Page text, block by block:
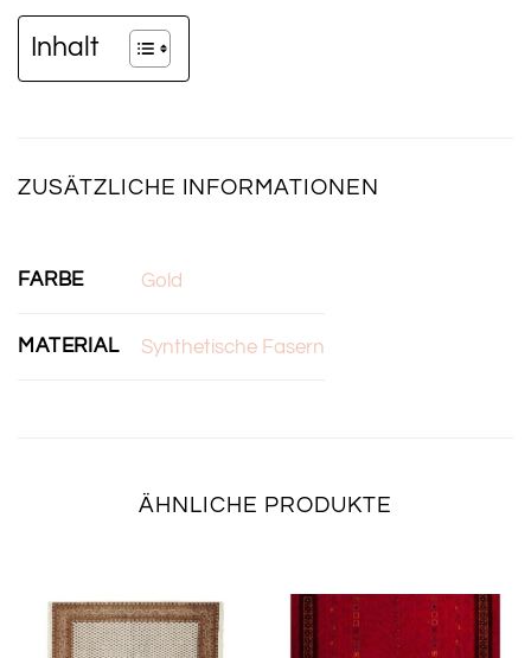
Inhalt
ZUSÄTZLICHE INFORMATIONEN
FARBE Gold
MATERIAL Synthetische Fasern
ÄHNLICHE PRODUKTE